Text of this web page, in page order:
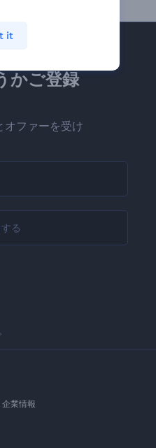
のメー
かご登録
オファーを受け
業情報
it